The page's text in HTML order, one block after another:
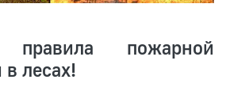
правила пожарной
в лесах!